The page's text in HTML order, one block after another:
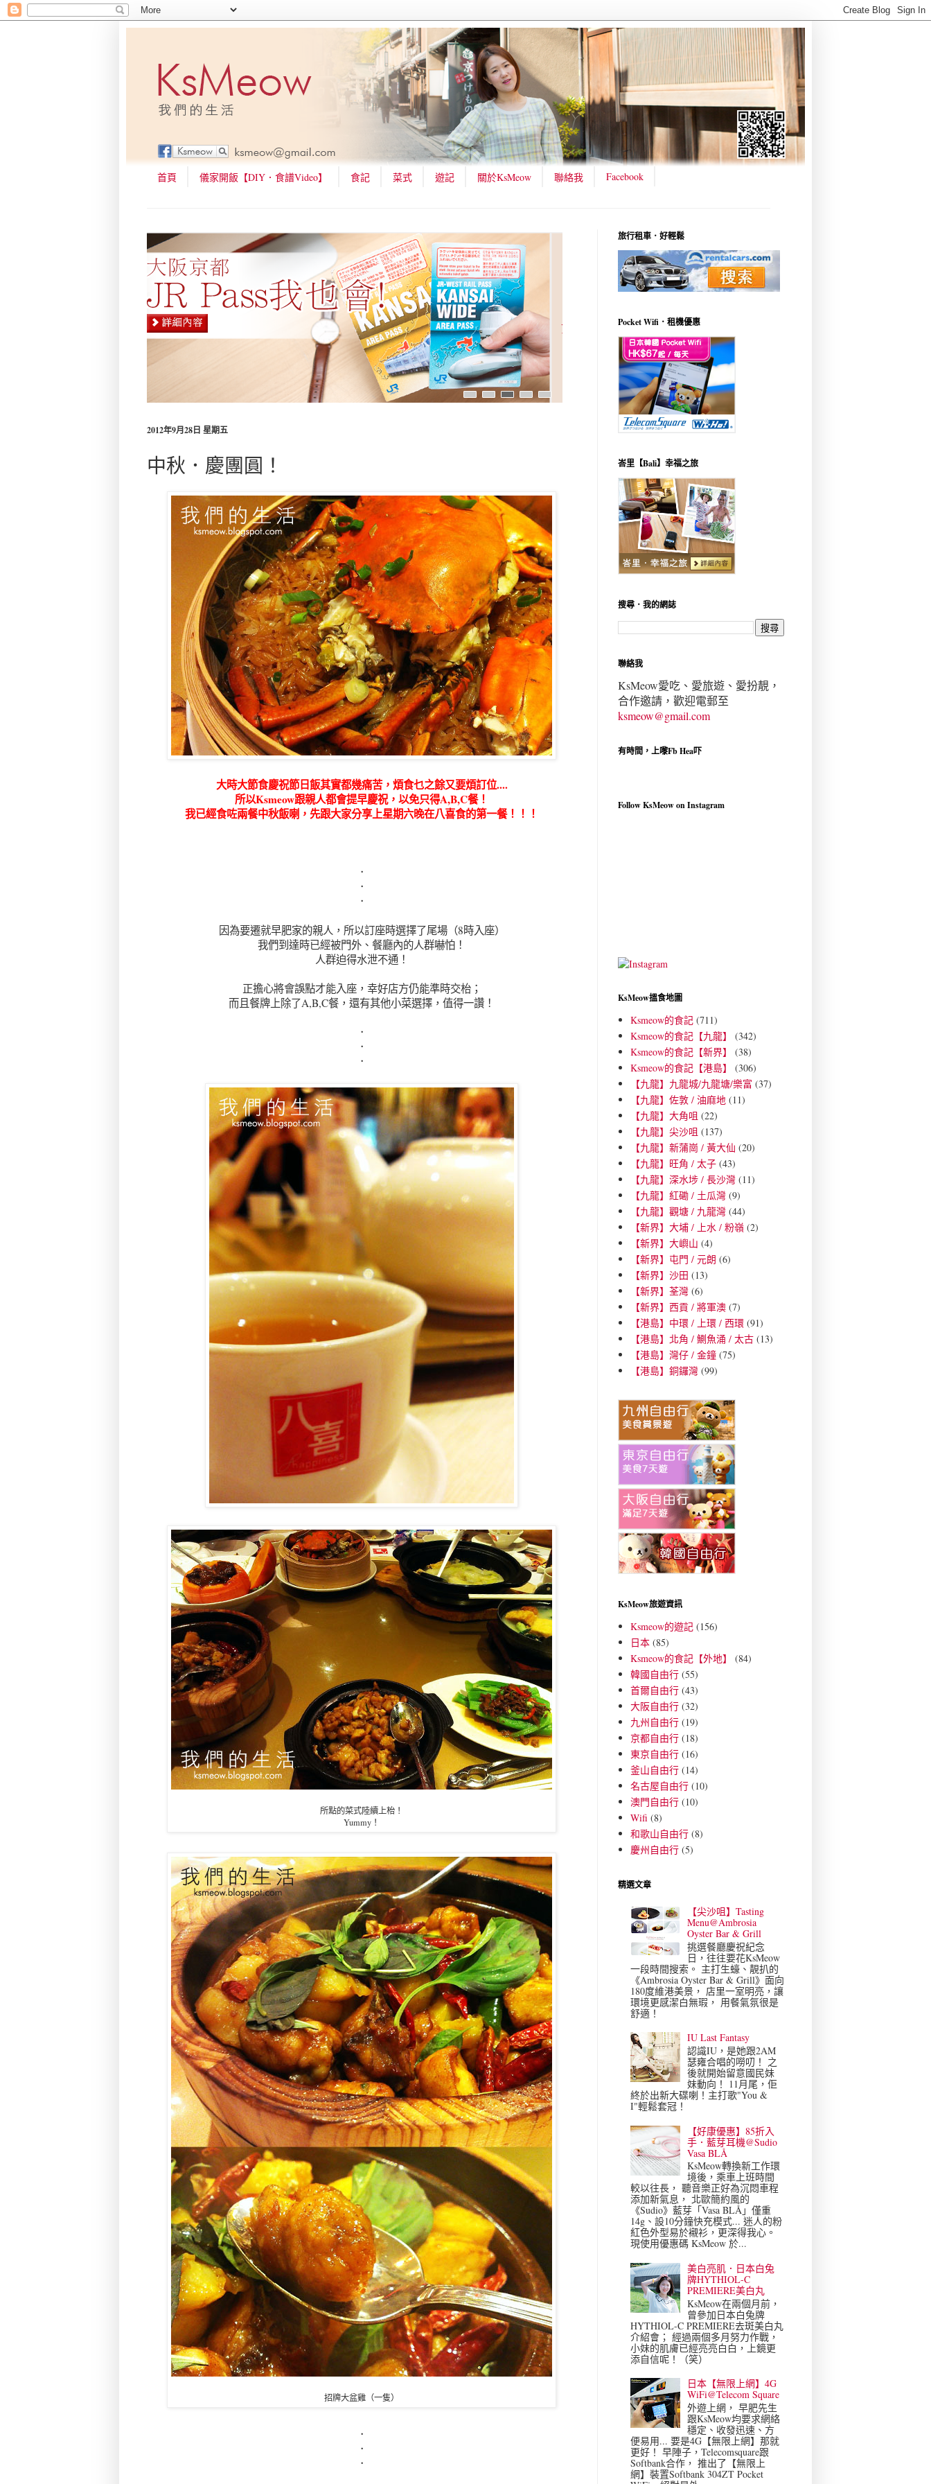
首頁 儀家開飯【DIY．食譜Video】 食記 菜式 遊記 關於KsMeow 聯絡我 Facebook
2012年9月28日 星期五
中秋．慶團圓！
大時大節食慶祝節日飯其實都幾痛苦，煩食乜之餘又要煩訂位....
所以Ksmeow跟親人都會提早慶祝， 以免只得A,B,C餐！
我已經食咗兩餐中秋飯喇， 先跟大家分享上星期六晚在八喜食的第一餐！！！
．
．
．
因為要遷就早肥家的親人，所以訂座時選擇了尾場（8時入座）
我們到達時已經被門外、餐廳內的人群嚇怕！
人群迫得水泄不通！
正擔心將會誤點才能入座，幸好店方仍能準時交枱；
而且餐牌上除了A,B,C餐，還有其他小菜選擇，值得一讚！
．
．
．
所點的菜式陸續上枱！
Yummy！
招牌大盆雞（一隻）
．
．
．
旅行租車．好輕鬆
Pocket Wifi．租機優惠
峇里【Bali】幸福之旅
搜尋．我的網誌
聯絡我
KsMeow愛吃、愛旅遊、愛扮靚，
合作邀請，歡迎電郵至
ksmeow@gmail.com
有時間，上嚟Fb Hea吓
Follow KsMeow on Instagram
KsMeow搵食地圖
Ksmeow的食記 (711)
Ksmeow的食記【九龍】
(342)
Ksmeow的食記【新界】
(38)
Ksmeow的食記【港島】
(306)
【九龍】九龍城/九龍塘/樂富 (37)
【九龍】佐敦 / 油麻地 (11)
【九龍】大角咀 (22)
【九龍】尖沙咀 (137)
【九龍】新蒲崗 / 黃大仙 (20)
【九龍】旺角 / 太子 (43)
【九龍】深水埗 / 長沙灣 (11)
【九龍】紅磡 / 土瓜灣 (9)
【九龍】觀塘 / 九龍灣 (44)
【新界】大埔 / 上水 / 粉嶺 (2)
【新界】大嶼山 (4)
【新界】屯門 / 元朗 (6)
【新界】沙田 (13)
【新界】荃灣 (6)
【新界】西貢 / 將軍澳 (7)
【港島】中環 / 上環 / 西環 (91)
【港島】北角 / 鰂魚涌 / 太古 (13)
【港島】灣仔 / 金鐘 (75)
【港島】銅鑼灣 (99)
KsMeow旅遊資訊
Ksmeow的遊記 (156)
日本 (85)
Ksmeow的食記【外地】
(84)
韓國自由行 (55)
首爾自由行 (43)
大阪自由行 (32)
九州自由行 (19)
京都自由行 (18)
東京自由行 (16)
釜山自由行 (14)
名古屋自由行 (10)
澳門自由行 (10)
Wifi (8)
和歌山自由行 (8)
慶州自由行 (5)
精選文章
【尖沙咀】Tasting
Menu@Ambrosia
Oyster Bar & Grill
挑選餐廳慶祝紀念
日，往往要花KsMeow
一段時間搜索。 主打生蠔、靚扒的
《Ambrosia Oyster Bar & Grill》面向
180度維港美景， 店里一室明亮，讓
環境更感潔白無瑕， 用餐氣氛很是
舒適！
IU Last Fantasy
認識IU，是她跟2AM
瑟雍合唱的嘮叨！ 之
後就開始留意國民妹
妹動向！ 11月尾，佢
終於出新大碟喇！主打歌"You &
I"輕鬆套冠！
【好康優惠】85折入
手．藍芽耳機@Sudio
Vasa BLÅ
KsMeow轉換新工作環
境後，乘車上班時間
較以往長， 聽音樂正好為沉悶車程
添加新氣息， 北歐簡約風的
《Sudio》藍芽「Vasa BLÅ」僅重
14g、設10分鐘快充模式... 迷人的粉
紅色外型易於襯衫，更深得我心。
現使用優惠碼 KsMeow 於...
美白亮肌．日本白兔
牌HYTHIOL-C
PREMIERE美白丸
KsMeow在兩個月前，
曾參加日本白兔牌
HYTHIOL-C PREMIERE去斑美白丸
介紹會； 經過兩個多月努力作戰，
小妹的肌膚已經亮亮白白，上鏡更
添自信呢！（笑）
日本【無限上網】4G
WiFi@Telecom Square
外遊上網， 早肥先生
跟KsMeow均要求網絡
穩定、收發迅速、方
便易用... 要是4G【無限上網】那就
更好！ 早陣子，Telecomsquare跟
Softbank合作， 推出了【無限上
網】裝置Softbank 304ZT Pocket